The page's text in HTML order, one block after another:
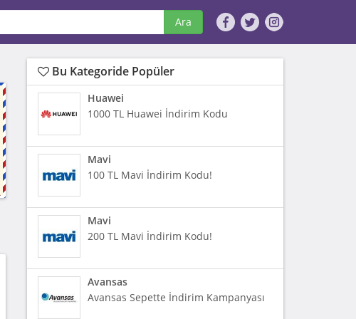
Ara
Bu Kategoride Popüler
Huawei
1000 TL Huawei İndirim Kodu
Mavi
100 TL Mavi İndirim Kodu!
Mavi
200 TL Mavi İndirim Kodu!
Avansas
Avansas Sepette İndirim Kampanyası